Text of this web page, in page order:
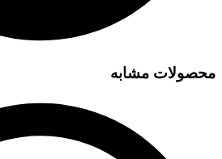
محصولات مشابه